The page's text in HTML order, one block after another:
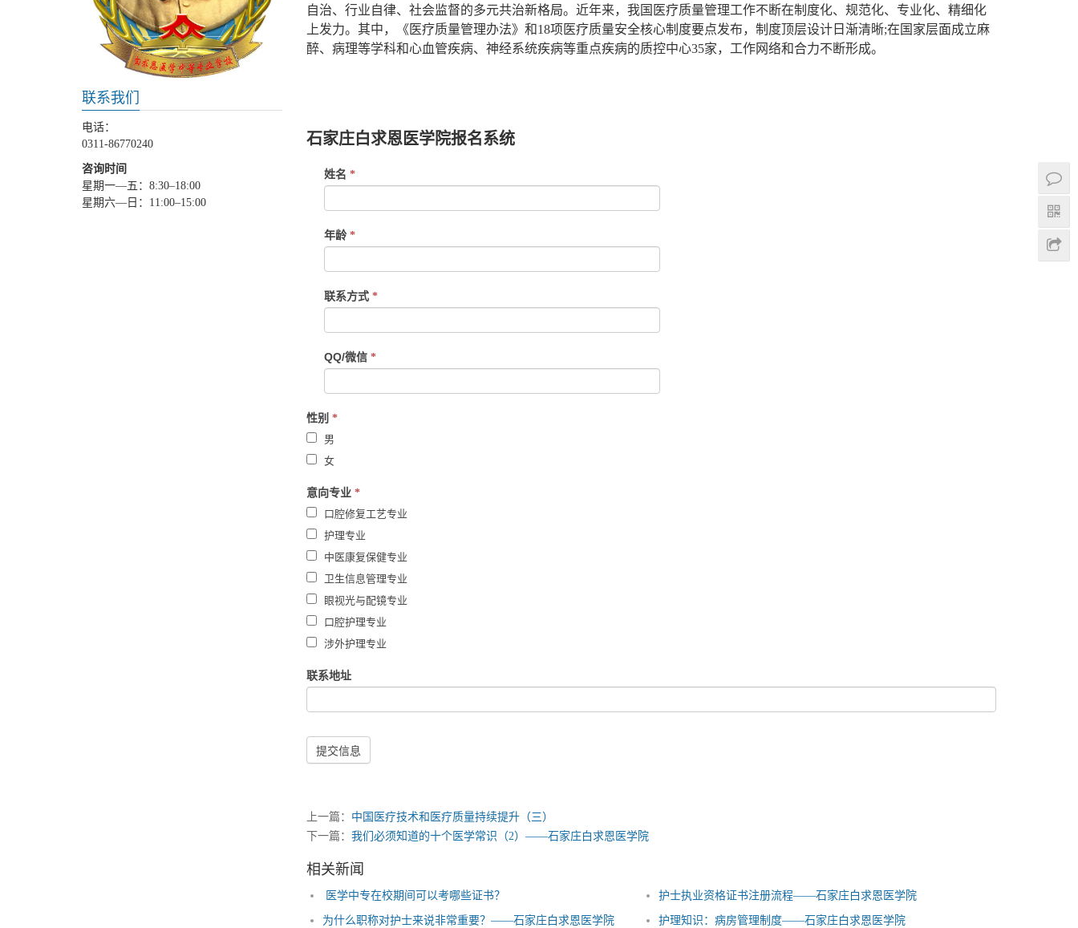
自治、行业自律、社会监督的多元共治新格局。近年来，我国医疗质量管理工作不断在制度化、规范化、专业化、精细化
上发力。其中，《医疗质量管理办法》和18项医疗质量安全核心制度要点发布，制度顶层设计日渐清晰;在国家层面成立麻
醉、病理等学科和心血管疾病、神经系统疾病等重点疾病的质控中心35家，工作网络和合力不断形成。
石家庄白求恩医学院报名系统
human,
leave
this
field
blank.
姓名 *
年龄 *
联系方式 *
QQ/微信 *
性别 *
男
女
意向专业 *
口腔修复工艺专业
护理专业
中医康复保健专业
卫生信息管理专业
眼视光与配镜专业
口腔护理专业
涉外护理专业
联系地址
提交信息
上一篇： 中国医疗技术和医疗质量持续提升（三）
下一篇： 我们必须知道的十个医学常识（2）——石家庄白求恩医学院
相关新闻
医学中专在校期间可以考哪些证书？ 护士执业资格证书注册流程——石家庄白求恩医学院
为什么职称对护士来说非常重要？——石家庄白求恩医学院 护理知识：病房管理制度——石家庄白求恩医学院
联系我们
电话：
0311-86770240
咨询时间
星期一—五：8:30–18:00
星期六—日：11:00–15:00